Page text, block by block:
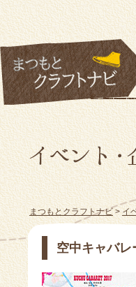
まつもとクラフトナビ>イ
空中キャバレ